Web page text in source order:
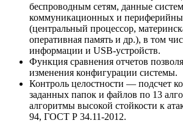
беспроводным сетям, данные
коммуникационных и
(центральный процессор,
оперативная память и др.), в том
информации и USB-устройств.
Функция сравнения отчетов
изменения конфигурации системы.
Контроль целостности — подсчет
заданных папок и файлов по 13
алгоритмы высокой стойкости к
94, ГОСТ Р 34.11-2012.